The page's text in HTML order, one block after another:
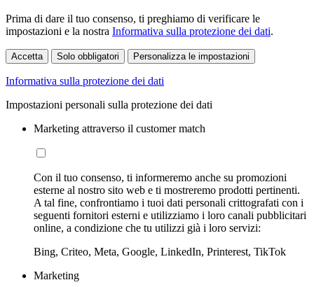
Prima di dare il tuo consenso, ti preghiamo di verificare le
impostazioni e la nostra Informativa sulla protezione dei dati.
Accetta Solo obbligatori Personalizza le impostazioni
Informativa sulla protezione dei dati
Impostazioni personali sulla protezione dei dati
Marketing attraverso il customer match
Con il tuo consenso, ti informeremo anche su promozioni
esterne al nostro sito web e ti mostreremo prodotti pertinenti.
A tal fine, confrontiamo i tuoi dati personali crittografati con i
seguenti fornitori esterni e utilizziamo i loro canali pubblicitari
online, a condizione che tu utilizzi già i loro servizi:
Bing, Criteo, Meta, Google, LinkedIn, Printerest, TikTok
Marketing